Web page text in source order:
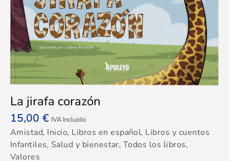
La jirafa corazón
15,00 € IVA Incluido
Amistad, Inicio, Libros en español, Libros y cuentos
Infantiles, Salud y bienestar, Todos los libros,
Valores